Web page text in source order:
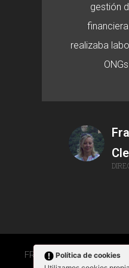
Política de cookies
gestión
realizaba
FRANÇOISE CLEMENTI